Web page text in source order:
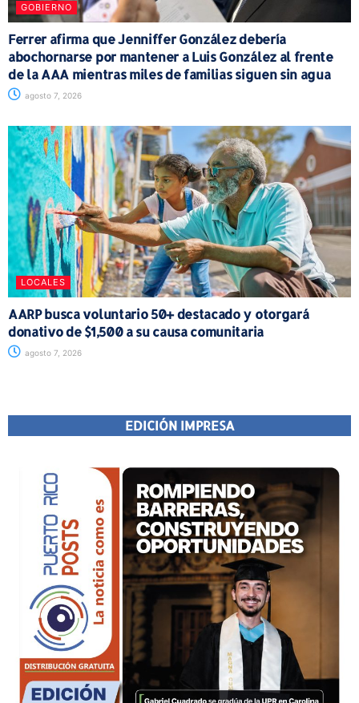
GOBIERNO
Ferrer afirma que Jenniffer González debería
abochornarse por mantener a Luis González al frente
de la AAA mientras miles de familias siguen sin agua
agosto 7, 2026
LOCALES
AARP busca voluntario 50+ destacado y otorgará
donativo de $1,500 a su causa comunitaria
agosto 7, 2026
EDICIÓN IMPRESA